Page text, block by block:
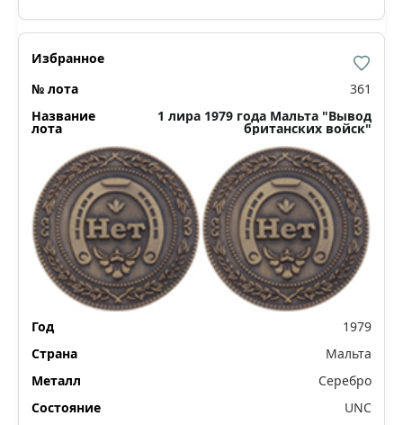
361
1 лира 1979 года Мальта "Вывод
британских войск"
1979
Мальта
Серебро
UNC